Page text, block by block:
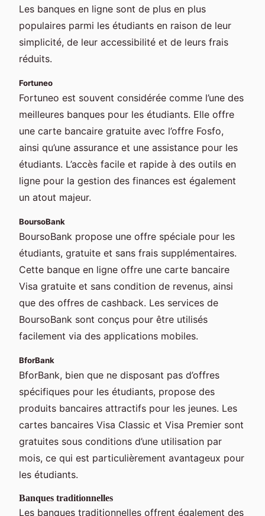
Les banques en ligne sont de plus en plus
populaires parmi les étudiants en raison de leur
simplicité, de leur accessibilité et de leurs frais
réduits.
Fortuneo
Fortuneo est souvent considérée comme l’une des
meilleures banques pour les étudiants. Elle offre
une carte bancaire gratuite avec l’offre Fosfo,
ainsi qu’une assurance et une assistance pour les
étudiants. L’accès facile et rapide à des outils en
ligne pour la gestion des finances est également
un atout majeur.
BoursoBank
BoursoBank propose une offre spéciale pour les
étudiants, gratuite et sans frais supplémentaires.
Cette banque en ligne offre une carte bancaire
Visa gratuite et sans condition de revenus, ainsi
que des offres de cashback. Les services de
BoursoBank sont conçus pour être utilisés
facilement via des applications mobiles.
BforBank
BforBank, bien que ne disposant pas d’offres
spécifiques pour les étudiants, propose des
produits bancaires attractifs pour les jeunes. Les
cartes bancaires Visa Classic et Visa Premier sont
gratuites sous conditions d’une utilisation par
mois, ce qui est particulièrement avantageux pour
les étudiants.
Banques traditionnelles
Les banques traditionnelles offrent également des